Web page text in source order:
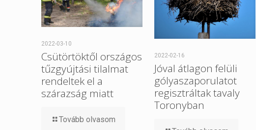
2022-03-10
Csütörtöktől országos
tűzgyújtási tilalmat
rendeltek el a
szárazság miatt
Tovább olvasom
2022-02-16
Jóval átlagon felüli
gólyaszaporulatot
regisztráltak tavaly
Toronyban